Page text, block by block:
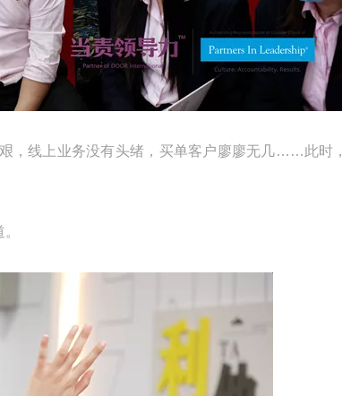
，线上业务没有头绪，买单客户廖廖无几……此时